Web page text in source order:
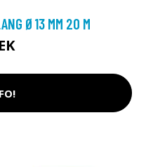
Ø13 MM 20 M